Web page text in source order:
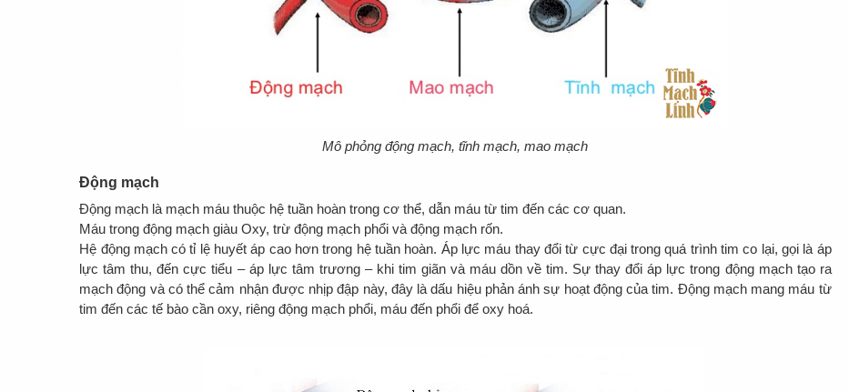
Mô phỏng động mạch, tĩnh mạch, mao mạch
Động mạch
Động mạch là mạch máu thuộc hệ tuần hoàn trong cơ thể, dẫn máu từ tim đến các cơ quan.
Máu trong động mạch giàu Oxy, trừ động mạch phổi và động mạch rốn.
Hệ động mạch có tỉ lệ huyết áp cao hơn trong hệ tuần hoàn. Áp lực máu thay đổi từ cực đại trong quá trình tim co lại, gọi là áp
lực tâm thu, đến cực tiểu – áp lực tâm trương – khi tim giãn và máu dồn về tim. Sự thay đổi áp lực trong động mạch tạo ra
mạch động và có thể cảm nhận được nhịp đập này, đây là dấu hiệu phản ánh sự hoạt động của tim. Động mạch mang máu từ
tim đến các tế bào cần oxy, riêng động mạch phổi, máu đến phổi để oxy hoá.